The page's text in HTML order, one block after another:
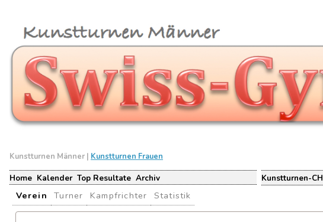
Kunstturnen Männer | Kunstturnen Frauen
Home Kalender Top Resultate Archiv Kunstturnen-CH
Verein Turner Kampfrichter Statistik